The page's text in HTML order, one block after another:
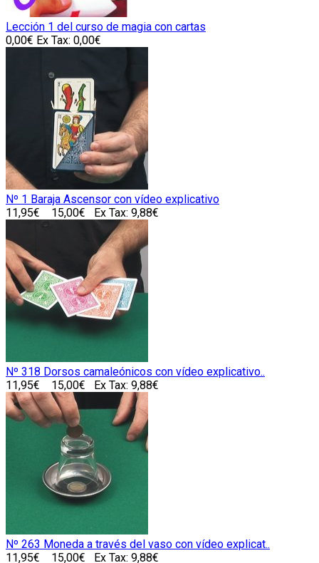
Lección 1 del curso de magia con cartas
0,00€ Ex Tax: 0,00€
Nº 1 Baraja Ascensor con vídeo explicativo
11,95€
15,00€ Ex Tax: 9,88€
Nº 318 Dorsos camaleónicos con vídeo explicativo..
11,95€
15,00€ Ex Tax: 9,88€
Nº 263 Moneda a través del vaso con vídeo explicat..
11,95€
15,00€ Ex Tax: 9,88€